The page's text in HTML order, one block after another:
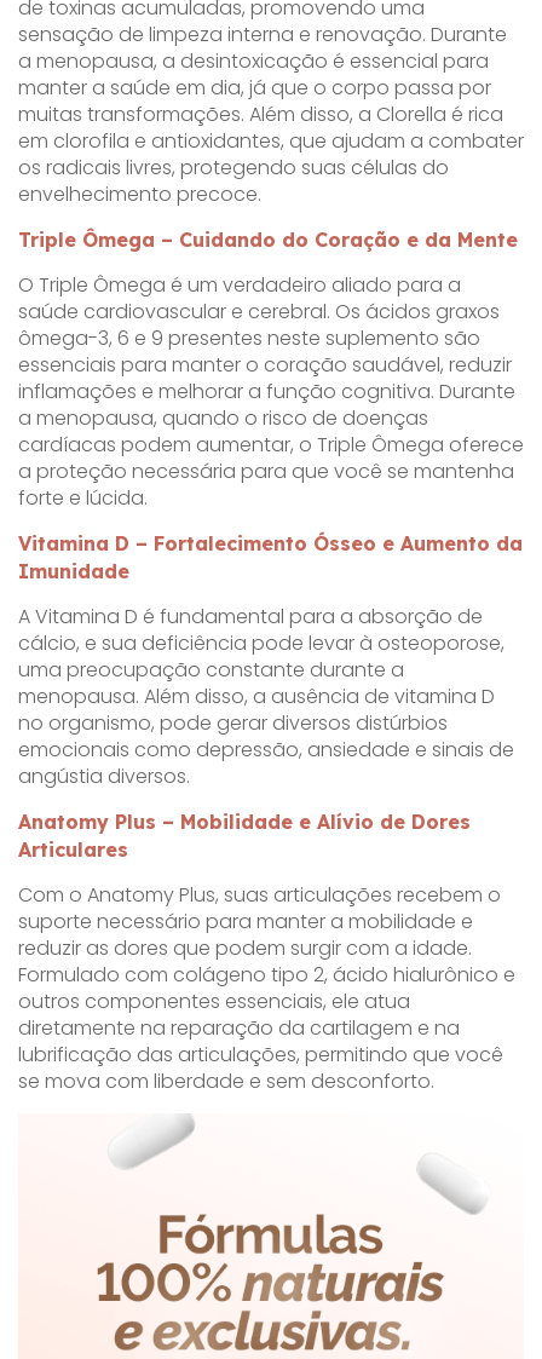
de toxinas acumuladas, promovendo uma
sensação de limpeza interna e renovação. Durante
a menopausa, a desintoxicação é essencial para
manter a saúde em dia, já que o corpo passa por
muitas transformações. Além disso, a Clorella é rica
em clorofila e antioxidantes, que ajudam a combater
os radicais livres, protegendo suas células do
envelhecimento precoce.
Triple Ômega – Cuidando do Coração e da Mente
O Triple Ômega é um verdadeiro aliado para a
saúde cardiovascular e cerebral. Os ácidos graxos
ômega-3, 6 e 9 presentes neste suplemento são
essenciais para manter o coração saudável, reduzir
inflamações e melhorar a função cognitiva. Durante
a menopausa, quando o risco de doenças
cardíacas podem aumentar, o Triple Ômega oferece
a proteção necessária para que você se mantenha
forte e lúcida.
Vitamina D – Fortalecimento Ósseo e Aumento da
Imunidade
A Vitamina D é fundamental para a absorção de
cálcio, e sua deficiência pode levar à osteoporose,
uma preocupação constante durante a
menopausa. Além disso, a ausência de vitamina D
no organismo, pode gerar diversos distúrbios
emocionais como depressão, ansiedade e sinais de
angústia diversos.
Anatomy Plus – Mobilidade e Alívio de Dores
Articulares
Com o Anatomy Plus, suas articulações recebem o
suporte necessário para manter a mobilidade e
reduzir as dores que podem surgir com a idade.
Formulado com colágeno tipo 2, ácido hialurônico e
outros componentes essenciais, ele atua
diretamente na reparação da cartilagem e na
lubrificação das articulações, permitindo que você
se mova com liberdade e sem desconforto.